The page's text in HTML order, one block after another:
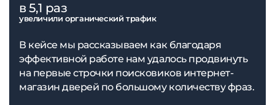
в 5,1 раз
увеличили органический трафик
В кейсе мы рассказываем как благодаря
эффективной работе нам удалось продвинуть
на первые строчки поисковиков интернет-
магазин дверей по большому количеству фраз.